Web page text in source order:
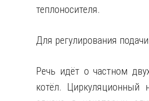
теплоносителя.
Для регулирования
Речь идёт о частном
котёл. Циркуляционный